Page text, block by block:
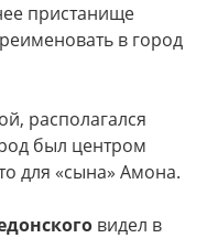
пристанище
в город
располагался
был центром
для «сына» Амона.
видел в